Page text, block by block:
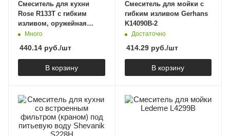
Смеситель для кухни
Rose R133T с гибким
изливом, оружейная
сталь
Много
440.14 руб./шт
В корзину
Смеситель для мойки с
гибким изливом Gerhans
K14090B-2
Достаточно
414.29руб./шт
В корзину